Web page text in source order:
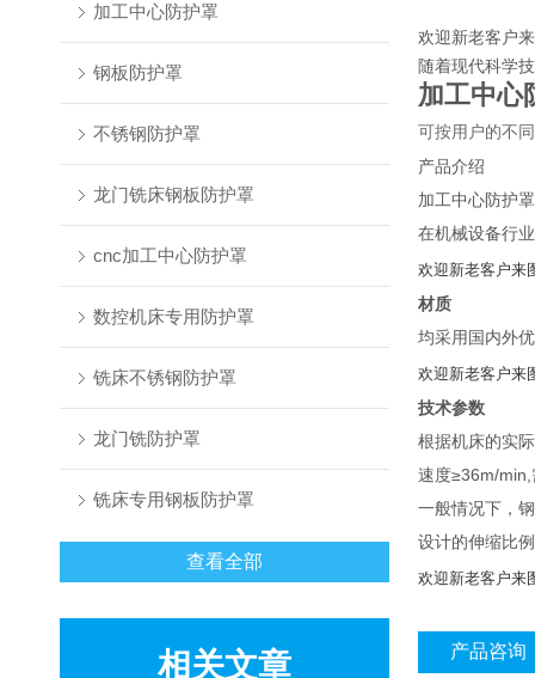
加工中心防护罩
钢板防护罩
不锈钢防护罩
龙门铣床钢板防护罩
cnc加工中心防护罩
数控机床专用防护罩
铣床不锈钢防护罩
龙门铣防护罩
铣床专用钢板防护罩
查看全部
相关文章
欢迎新老客户
随着现代科学
加工中心
可按用户的不
产品介绍
加工中心防护
在机械设备行
欢迎新老客户来
材质
均采用国内外
欢迎新老客户来
技术参数
根据机床的实
速度≥36m/
一般情况下，
设计的伸缩比
欢迎新老客户来
产品咨询